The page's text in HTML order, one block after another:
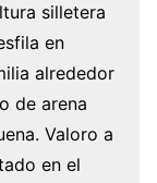
silletera
en
alrededor
de arena
Valoro a
en el